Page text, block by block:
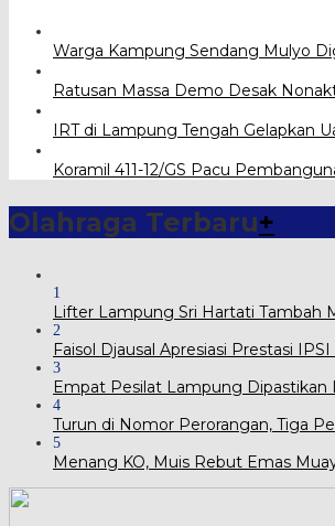
Warga Kampung Sendang Mulyo
Ratusan Massa Demo Desak
IRT di Lampung Tengah Gelapkan
Koramil 411-12/GS Pacu
Olahraga Terbaru+
1
Lifter Lampung Sri Hartati Tambah
2
Faisol Djausal Apresiasi Prestasi
3
Empat Pesilat Lampung Dipastikan
4
Turun di Nomor Perorangan, Tiga
5
Menang KO, Muis Rebut Emas